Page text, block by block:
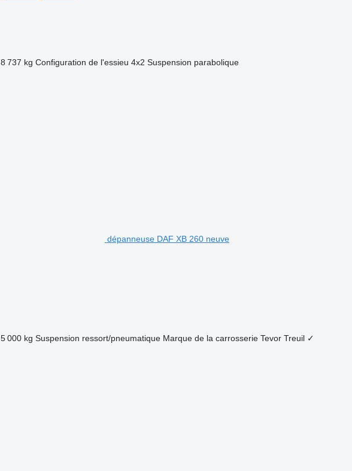
8 737 kg Configuration de l'essieu 4x2 Suspension parabolique
dépanneuse DAF XB 260 neuve
5 000 kg Suspension ressort/pneumatique Marque de la carrosserie Tevor Treuil ✓